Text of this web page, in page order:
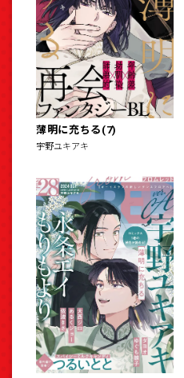
薄明に充ちる(7)
宇野ユキアキ